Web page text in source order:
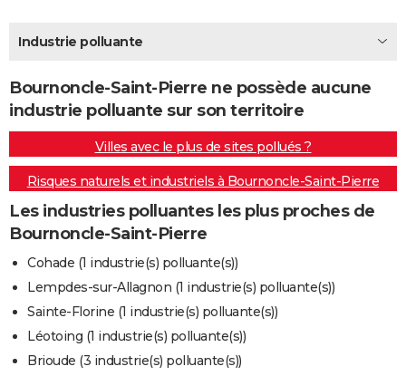
BONS PLANS
CARTE DE VOEUX
Carte de Noël
Carte Bonne année
Carte Saint-Valentin
Carte Pâques
Carte d'anniversaire
DICTIONNAIRE
Dictionnaire
Biographies
Citations
Expressions
Proverbes
PROGRAMME TV
COPAINS D'AVANT
Service militaire
Avis de recherche
AVIS DE DÉCÈS
FORUM
Industrie polluante
Bournoncle-Saint-Pierre ne possède aucune
industrie polluante sur son territoire
Villes avec le plus de sites pollués ?
Risques naturels et industriels à Bournoncle-Saint-Pierre
Les industries polluantes les plus proches de
Bournoncle-Saint-Pierre
Cohade (1 industrie(s) polluante(s))
Lempdes-sur-Allagnon (1 industrie(s) polluante(s))
Sainte-Florine (1 industrie(s) polluante(s))
Léotoing (1 industrie(s) polluante(s))
Brioude (3 industrie(s) polluante(s))